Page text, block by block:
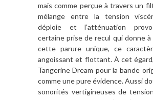
mais comme perçue à travers un
mélange entre la tension
déploie et l’atténuation
certaine prise de recul qui donne à
cette parure unique, ce
angoissant et flottant. À cet
Tangerine Dream pour la bande
comme une pure évidence. Aussi
sonorités vertigineuses de